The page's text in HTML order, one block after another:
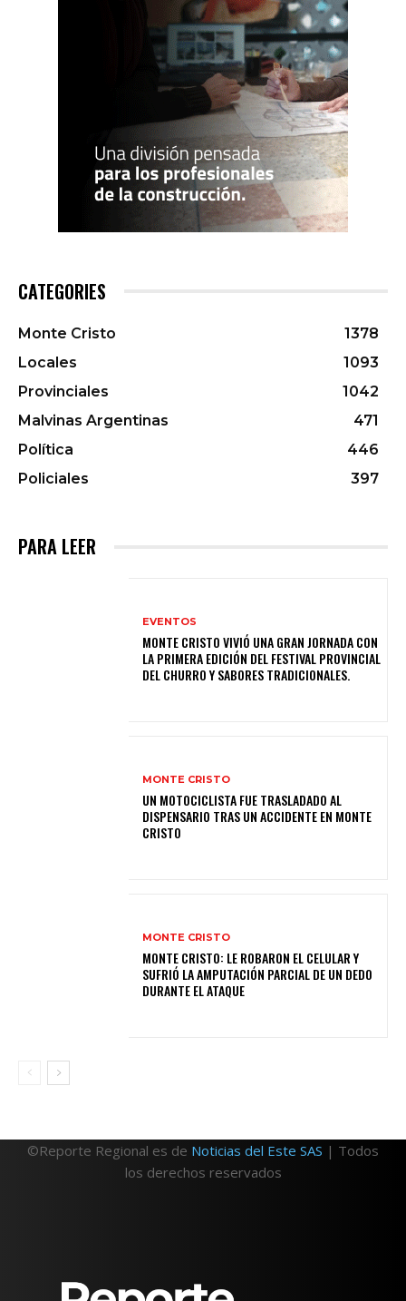
CATEGORIES
Monte Cristo
1378
Locales
1093
Provinciales
1042
Malvinas Argentinas
471
Política
446
Policiales
397
PARA LEER
EVENTOS
MONTE CRISTO VIVIÓ UNA GRAN JORNADA CON
LA PRIMERA EDICIÓN DEL FESTIVAL PROVINCIAL
DEL CHURRO Y SABORES TRADICIONALES.
MONTE CRISTO
UN MOTOCICLISTA FUE TRASLADADO AL
DISPENSARIO TRAS UN ACCIDENTE EN MONTE
CRISTO
MONTE CRISTO
MONTE CRISTO: LE ROBARON EL CELULAR Y
SUFRIÓ LA AMPUTACIÓN PARCIAL DE UN DEDO
DURANTE EL ATAQUE
©Reporte Regional es de Noticias del Este SAS | Todos
los derechos reservados